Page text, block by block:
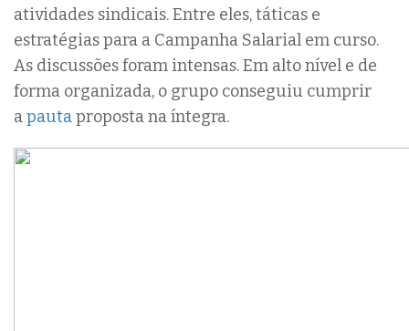
atividades sindicais. Entre eles, táticas e
estratégias para a Campanha Salarial em curso.
As discussões foram intensas. Em alto nível e de
forma organizada, o grupo conseguiu cumprir
apautaproposta na íntegra.